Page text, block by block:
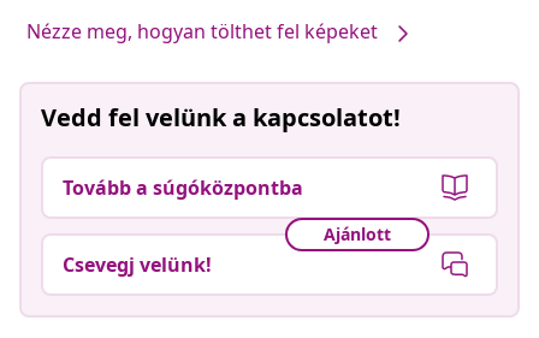
Nézze meg, hogyan tölthet fel képeket
Vedd fel velünk a kapcsolatot!
Tovább a súgóközpontba
Ajánlott
Csevegj velünk!